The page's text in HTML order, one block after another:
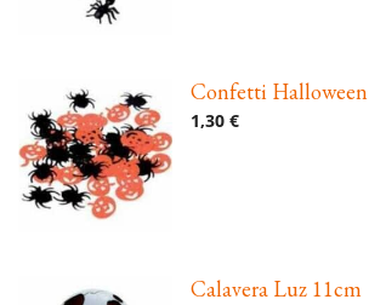
Confetti Halloween
1,30 €
Calavera Luz 11cm